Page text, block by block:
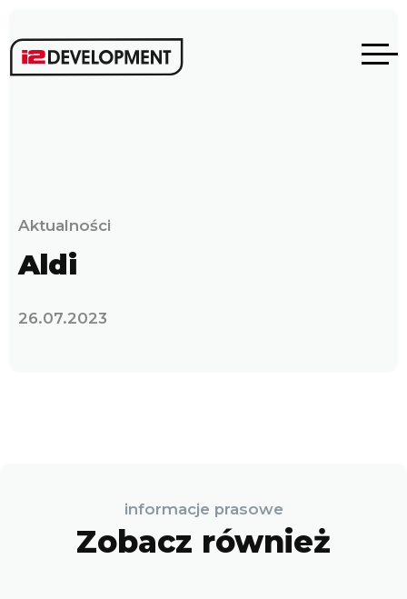
Aktualności
Aldi
26.07.2023
informacje prasowe
Zobacz również